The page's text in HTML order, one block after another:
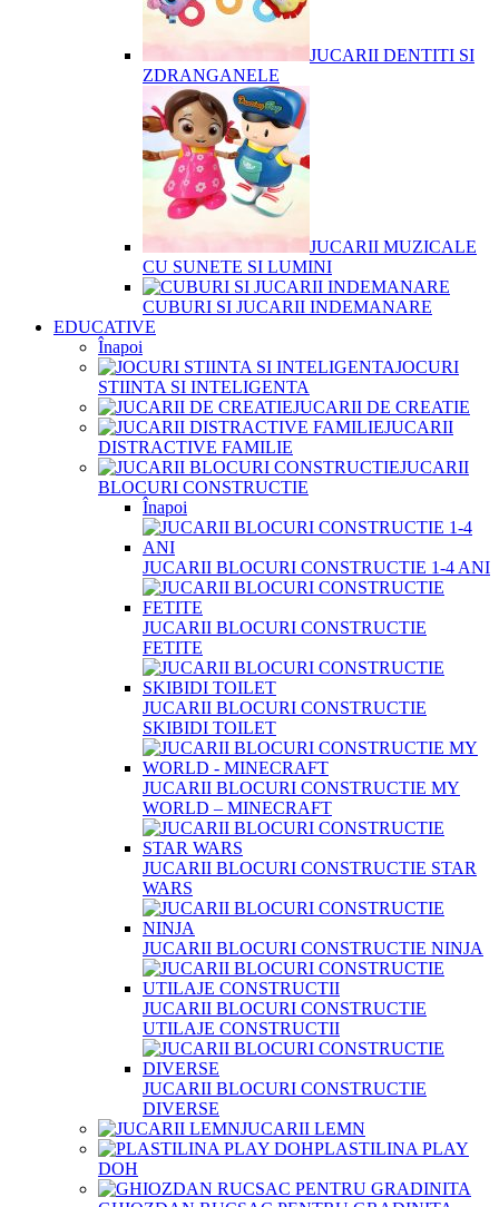
JUCARII DENTITI SI
ZDRANGANELE
JUCARII MUZICALE
CU SUNETE SI LUMINI
CUBURI SI JUCARII INDEMANARE
EDUCATIVE
Înapoi
JOCURI
STIINTA SI INTELIGENTA
JUCARII DE CREATIE
JUCARII
DISTRACTIVE FAMILIE
JUCARII
BLOCURI CONSTRUCTIE
Înapoi
JUCARII BLOCURI CONSTRUCTIE 1-4 ANI
JUCARII BLOCURI CONSTRUCTIE
FETITE
JUCARII BLOCURI CONSTRUCTIE
SKIBIDI TOILET
JUCARII BLOCURI CONSTRUCTIE MY
WORLD – MINECRAFT
JUCARII BLOCURI CONSTRUCTIE STAR
WARS
JUCARII BLOCURI CONSTRUCTIE NINJA
JUCARII BLOCURI CONSTRUCTIE
UTILAJE CONSTRUCTII
JUCARII BLOCURI CONSTRUCTIE
DIVERSE
JUCARII LEMN
PLASTILINA PLAY
DOH